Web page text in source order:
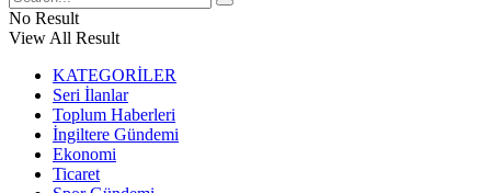
No Result
View All Result
KATEGORİLER
Seri İlanlar
Toplum Haberleri
İngiltere Gündemi
Ekonomi
Ticaret